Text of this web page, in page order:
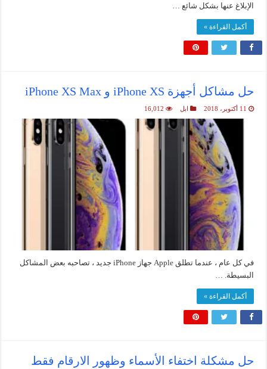
الإبلاغ عنها بشكل شائع …
أكمل القراءة »
حل مشاكل أجهزة iPhone XS و iPhone XS Max
11 أكتوبر، 2018 ابل 16,012
في كل عام ، عندما تطلق Apple جهاز iPhone جديد ، تصاحبه بعض المشاكل
البسيطة. …
أكمل القراءة »
حل مشكلة اختفاء الأسماء وظهور الارقام فقط